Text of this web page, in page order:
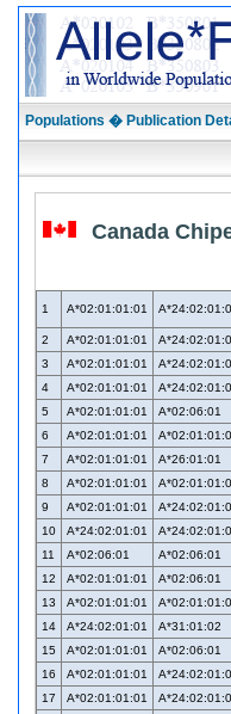
Populations � Publication
Canada
1 A*02:01:01:01
2 A*02:01:01:01
3
A*02:01:01:01
4
A*02:01:01:01
5
A*02:01:01:01 A*02:06:01
6
A*02:01:01:01
7
A*02:01:01:01 A*26:01:01
8
A*02:01:01:01
9
A*02:01:01:01
10
A*24:02:01:01
11
A*02:06:01 A*02:06:01
12
A*02:01:01:01 A*02:06:01
13
A*02:01:01:01
14
A*24:02:01:01 A*31:01:02
15
A*02:01:01:01 A*02:06:01
16
A*02:01:01:01
17
A*02:01:01:01